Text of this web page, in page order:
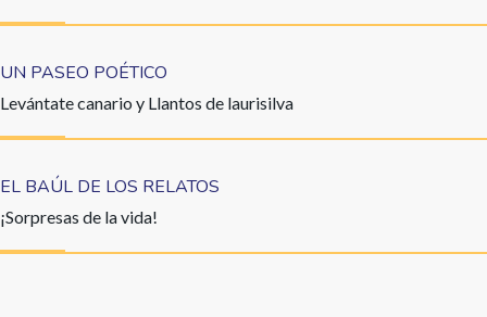
UN PASEO POÉTICO
Levántate canario y Llantos de laurisilva
EL BAÚL DE LOS RELATOS
¡Sorpresas de la vida!